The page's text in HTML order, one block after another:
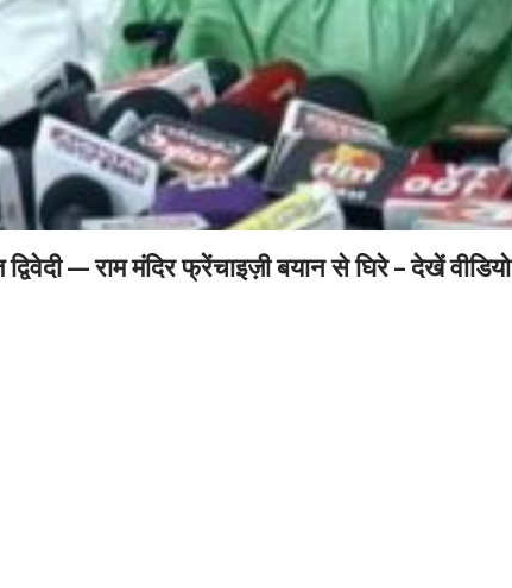
— राम मंदिर फ्रेंचाइज़ी बयान से घिरे – देखें वीडियो